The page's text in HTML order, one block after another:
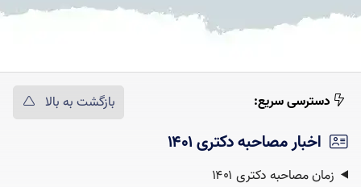
دسترسی سریع: بازگشت به بالا
اخبار مصاحبه دکتری ۱۴۰۱
زمان مصاحبه دکتری ۱۴۰۱